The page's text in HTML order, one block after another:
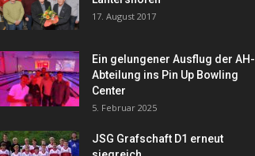
17. August 2017
Ein gelungener Ausflug der AH-
Abteilung ins Pin Up Bowling
Center
5. Februar 2025
JSG Grafschaft D1 erneut